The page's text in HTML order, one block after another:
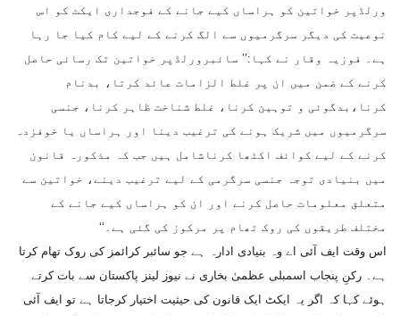
ورلڈپر خواتین کو ہراساں کیے جانے کے فوجداری ایکٹ کو اس
نوعیت کی دیگر سرگرمیوں سے الگ کرنے کے لیے کام کیا جا رہا
ہے۔ فوزیہ وقار نے کہا:’’ سائبرورلڈپر خواتین تک رسائی حاصل
کرنے کے ضمن میں ان پر غلط الزامات عائد کرتا، بدنام
کرنا،بدگوئی و توہین کرنا، غلط شناخت ظاہر کرنا، جنسی
سرگرمیوں میں شریک ہونے کی ترغیب دینا اور ہراساں یا خوفزدہ
کرنے کے لیے کوائف اکٹھا کرناشامل ہیں جب کہ مذکورہ قانون
میں بنیادی توجہ جنسی سرگرمی کے لیے ترغیب دینے، خواتین سے
متعلق معلومات حاصل کرنے اور ان کو ہراساں کیے جانے کے
مختلف طریقوں کی روک تھام پر مرکوز کی گئی ہے۔‘‘
اس وقت ایف آئی اے وہ بنیادی ادارہ ہے جو سائبر کرائمز کی روک تھام کرتا
ہے۔ رکنِ پنجاب اسمبلی عظمیٰ بخاری نے نیوز لینز پاکستان سے بات کرتے
ہوئے کہا کہ اگر یہ ایکٹ ایک قانون کی حیثیت اختیار کرجاتا ہے تو ایف آئی